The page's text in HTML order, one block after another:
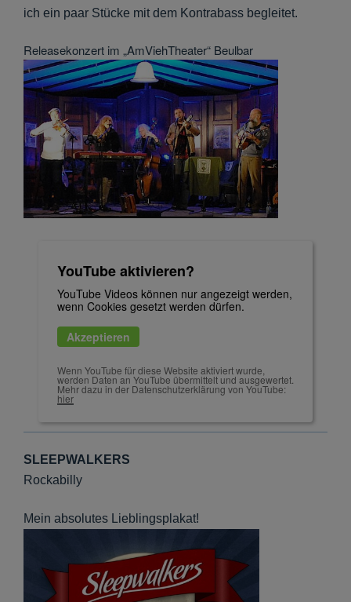
ich ein paar Stücke mit dem Kontrabass begleitet.
Releasekonzert im „AmViehTheater“ Beulbar
YouTube aktivieren?
YouTube Videos können nur angezeigt werden,
wenn Cookies gesetzt werden dürfen.
Akzeptieren
Wenn YouTube für diese Website aktiviert wurde,
werden Daten an YouTube übermittelt und ausgewertet.
Mehr dazu in der Datenschutzerklärung von YouTube:
hier
SLEEPWALKERS
Rockabilly
Mein absolutes Lieblingsplakat!